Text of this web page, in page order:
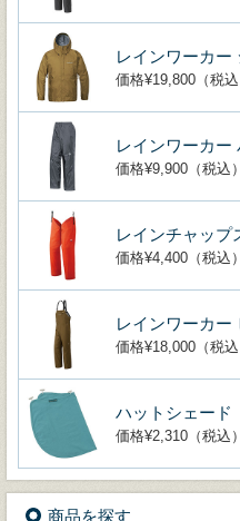
レインワーカー
価格¥19,800（税込
レインワーカー
価格¥9,900（税込）
レインチャップ
価格¥4,400（税込）
レインワーカー
価格¥18,000（税込
ハットシェード
価格¥2,310（税込）
商品を探す